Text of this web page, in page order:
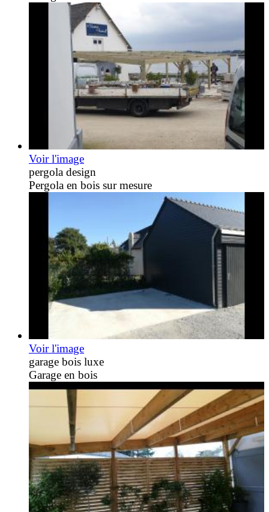
Voir l'image
pergola design
Pergola en bois sur mesure
Voir l'image
garage bois luxe
Garage en bois